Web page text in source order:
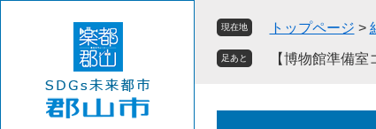
現在地 トップページ >
足あと 【博物館準備